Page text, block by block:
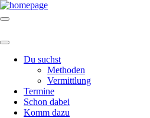
Du suchst
Methoden
Vermittlung
Termine
Schon dabei
Komm dazu